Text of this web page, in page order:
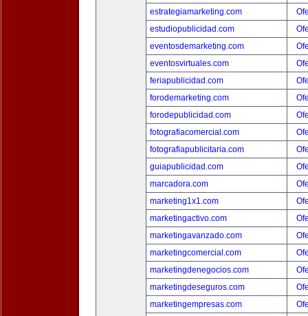
estrategiamarketing.com
estudiopublicidad.com
eventosdemarketing.com
eventosvirtuales.com
feriapublicidad.com
forodemarketing.com
forodepublicidad.com
fotografiacomercial.com
fotografiapublicitaria.com
guiapublicidad.com
marcadora.com
marketing1x1.com
marketingactivo.com
marketingavanzado.com
marketingcomercial.com
marketingdenegocios.com
marketingdeseguros.com
marketingempresas.com